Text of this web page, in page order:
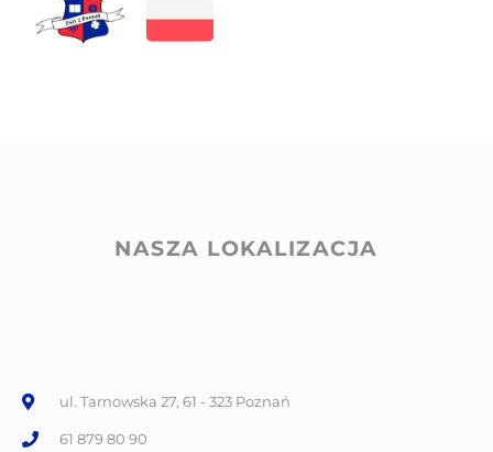
NASZA LOKALIZACJA
ul. Tarnowska 27, 61 - 323 Poznań
61 879 80 90